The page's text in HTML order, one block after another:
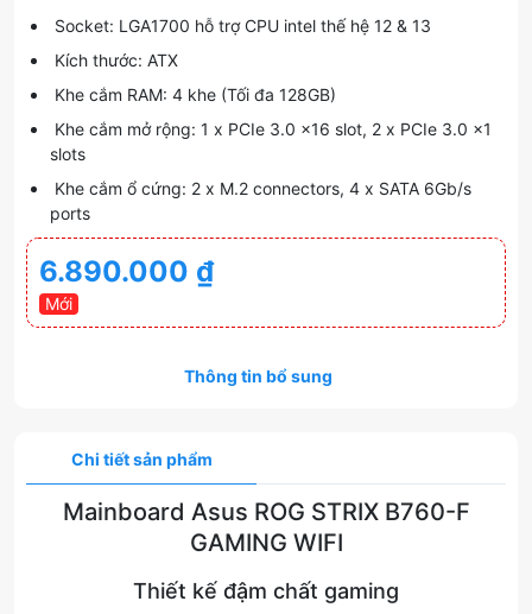
Socket: LGA1700 hỗ trợ CPU intel thế hệ 12 & 13
Kích thước: ATX
Khe cắm RAM: 4 khe (Tối đa 128GB)
Khe cắm mở rộng: 1 x PCIe 3.0 x16 slot, 2 x PCIe 3.0 x1
slots
Khe cắm ổ cứng: 2 x M.2 connectors, 4 x SATA 6Gb/s
ports
6.890.000 ₫
Mới
Thông tin bổ sung
Chi tiết sản phẩm
Mainboard Asus ROG STRIX B760-F
GAMING WIFI
Thiết kế đậm chất gaming